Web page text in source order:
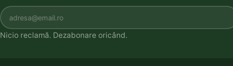
Nicio reclamă. Dezabonare oricând.